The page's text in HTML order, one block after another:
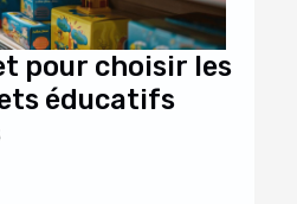
pour choisir les
éducatifs